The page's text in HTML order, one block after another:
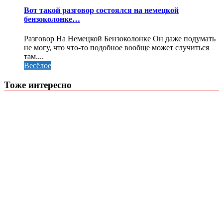
Вот такой разговор состоялся на немецкой
бензоколонке…
Разговор На Немецкой Бензоколонке Он даже подумать
не могу, что что-то подобное вообще может случиться
там....
Весёлое
Тоже интересно